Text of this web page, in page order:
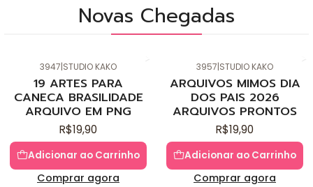
Novas Chegadas
3947|STUDIO KAKO
19 ARTES PARA
CANECA BRASILIDADE
ARQUIVO EM PNG
R$19,90
Adicionar ao Carrinho
Comprar agora
3957|STUDIO KAKO
ARQUIVOS MIMOS DIA
DOS PAIS 2026
ARQUIVOS PRONTOS
R$19,90
Adicionar ao Carrinho
Comprar agora